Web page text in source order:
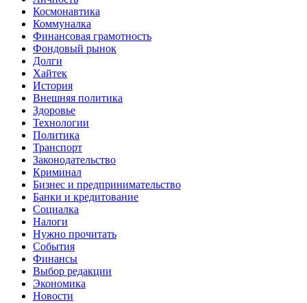
Космонавтика
Коммуналка
Финансовая грамотность
Фондовый рынок
Долги
Хайтек
История
Внешняя политика
Здоровье
Технологии
Политика
Транспорт
Законодательство
Криминал
Бизнес и предпринимательство
Банки и кредитование
Социалка
Налоги
Нужно прочитать
События
Финансы
Выбор редакции
Экономика
Новости